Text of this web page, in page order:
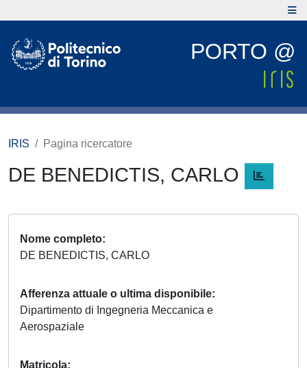
PORTO @
IRIS Pagina ricercatore
DE BENEDICTIS, CARLO
Nome completo
DE BENEDICTIS, CARLO
Afferenza attuale o ultima disponibile
Dipartimento di Ingegneria Meccanica e
Aerospaziale
Matricola